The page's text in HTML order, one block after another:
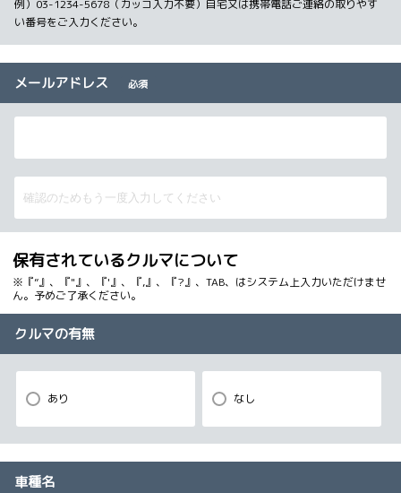
例）03-1234-5678（カッコ入力不要）自宅又は携帯電話ご連絡の取りやす
い番号をご入力ください。
メールアドレス 必須
保有されているクルマについて
※『”』、『"』、『'』、『,』、『?』、TAB、はシステム上入力いただけませ
ん。予めご了承ください。
クルマの有無
あり なし
車種名